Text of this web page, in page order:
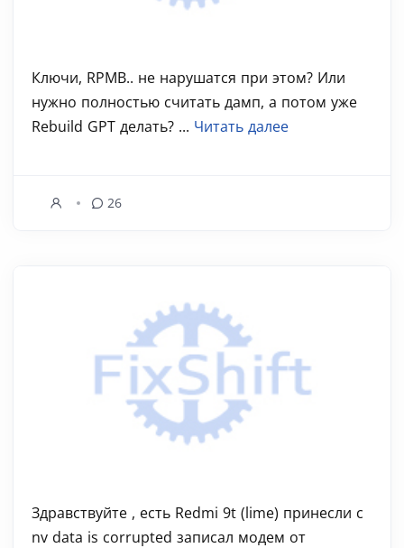
Ключи, RPMB.. не нарушатся при этом? Или
нужно полностью считать дамп, а потом уже
Rebuild GPT делать? ... Читать далее
26
Здравствуйте , есть Redmi 9t (lime) принесли с
nv data is corrupted записал модем от